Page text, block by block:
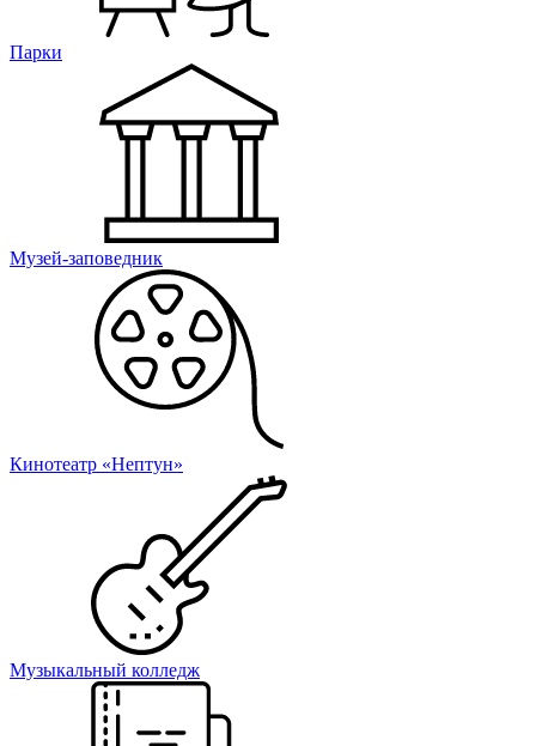
Парки
Музей-заповедник
Кинотеатр «Нептун»
Музыкальный колледж